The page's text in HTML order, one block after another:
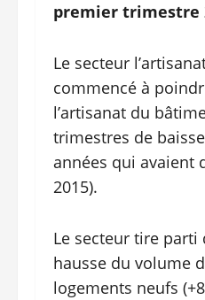
premier trimestre
Le secteur
commencé à
l’artisanat du
trimestres de
années qui avaient
2015).
Le secteur tire parti
hausse du volume
logements neufs